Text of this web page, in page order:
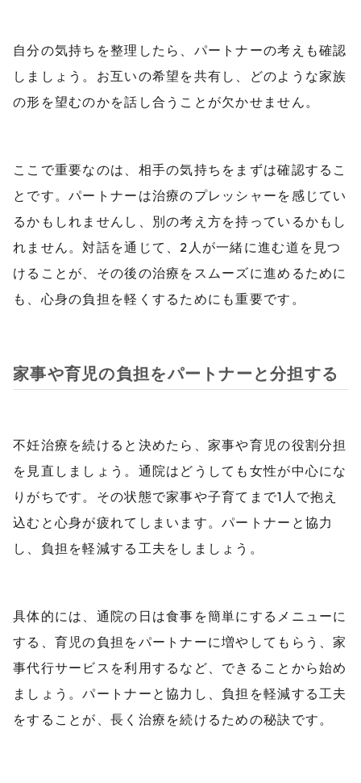
自分の気持ちを整理したら、パートナーの考えも確認
しましょう。お互いの希望を共有し、どのような家族
の形を望むのかを話し合うことが欠かせません。
ここで重要なのは、相手の気持ちをまずは確認するこ
とです。パートナーは治療のプレッシャーを感じてい
るかもしれませんし、別の考え方を持っているかもし
れません。対話を通じて、2人が一緒に進む道を見つ
けることが、その後の治療をスムーズに進めるために
も、心身の負担を軽くするためにも重要です。
家事や育児の負担をパートナーと分担する
不妊治療を続けると決めたら、家事や育児の役割分担
を見直しましょう。通院はどうしても女性が中心にな
りがちです。その状態で家事や子育てまで1人で抱え
込むと心身が疲れてしまいます。パートナーと協力
し、負担を軽減する工夫をしましょう。
具体的には、通院の日は食事を簡単にするメニューに
する、育児の負担をパートナーに増やしてもらう、家
事代行サービスを利用するなど、できることから始め
ましょう。パートナーと協力し、負担を軽減する工夫
をすることが、長く治療を続けるための秘訣です。